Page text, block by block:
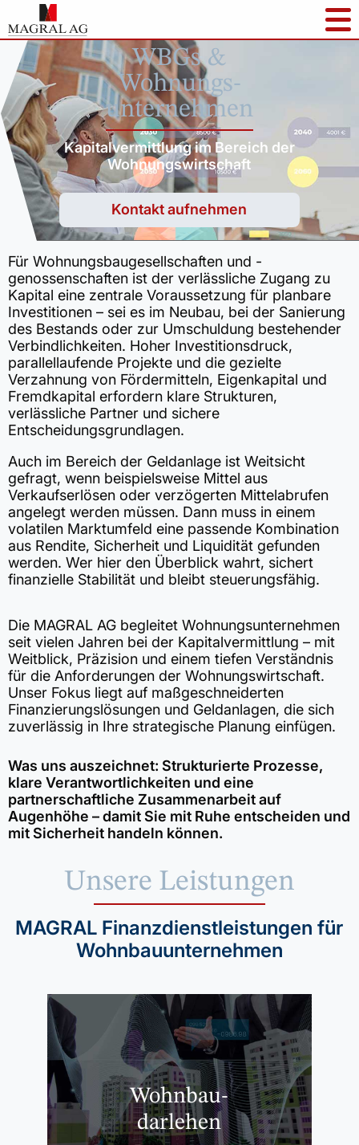
WBGs &
Wohnungs-
unternehmen
Kapitalvermittlung im Bereich der
Wohnungswirtschaft
Kontakt aufnehmen
Für Wohnungsbaugesellschaften und -
genossenschaften ist der verlässliche Zugang zu
Kapital eine zentrale Voraussetzung für planbare
Investitionen – sei es im Neubau, bei der Sanierung
des Bestands oder zur Umschuldung bestehender
Verbindlichkeiten. Hoher Investitionsdruck,
parallellaufende Projekte und die gezielte
Verzahnung von Fördermitteln, Eigenkapital und
Fremdkapital erfordern klare Strukturen,
verlässliche Partner und sichere
Entscheidungsgrundlagen.
Auch im Bereich der Geldanlage ist Weitsicht
gefragt, wenn beispielsweise Mittel aus
Verkaufserlösen oder verzögerten Mittelabrufen
angelegt werden müssen. Dann muss in einem
volatilen Marktumfeld eine passende Kombination
aus Rendite, Sicherheit und Liquidität gefunden
werden. Wer hier den Überblick wahrt, sichert
finanzielle Stabilität und bleibt steuerungsfähig.
Die MAGRAL AG begleitet Wohnungsunternehmen
seit vielen Jahren bei der Kapitalvermittlung – mit
Weitblick, Präzision und einem tiefen Verständnis
für die Anforderungen der Wohnungswirtschaft.
Unser Fokus liegt auf maßgeschneiderten
Finanzierungslösungen und Geldanlagen, die sich
zuverlässig in Ihre strategische Planung einfügen.
Was uns auszeichnet: Strukturierte Prozesse,
klare Verantwortlichkeiten und eine
partnerschaftliche Zusammenarbeit auf
Augenhöhe – damit Sie mit Ruhe entscheiden und
mit Sicherheit handeln können.
Unsere Leistungen
MAGRAL Finanzdienstleistungen für
Wohnbauunternehmen
Wohnbau-
darlehen